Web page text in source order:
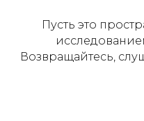
Пусть это
Возвращайтесь,